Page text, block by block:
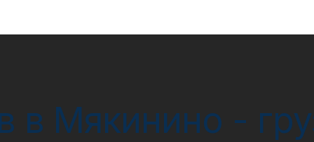
в Мякинино -